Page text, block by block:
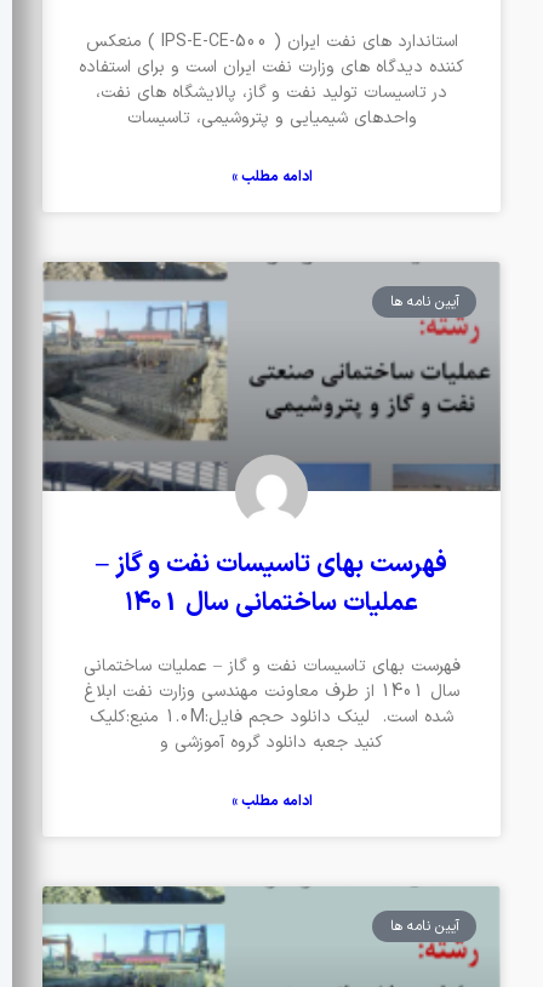
استاندارد های نفت ایران ( IPS-E-CE-500 ) منعکس
کننده دیدگاه های وزارت نفت ایران است و برای استفاده
در تاسیسات تولید نفت و گاز، پالایشگاه های نفت،
واحدهای شیمیایی و پتروشیمی، تاسیسات
ادامه مطلب »
آیین نامه ها
فهرست بهای تاسیسات نفت و گاز –
عملیات ساختمانی سال ۱۴۰1
فهرست بهای تاسیسات نفت و گاز – عملیات ساختمانی
سال 1401 از طرف معاونت مهندسی وزارت نفت ابلاغ
شده است. لینک دانلود حجم فایل:1.0M منبع:کلیک
کنید جعبه دانلود گروه آموزشی و
ادامه مطلب »
آیین نامه ها